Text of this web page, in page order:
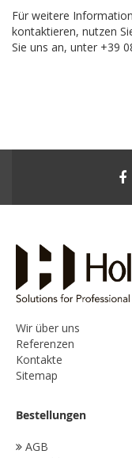
Für weitere
kontaktieren, nutzen
Sie uns an, unter +39
Wir über uns
Referenzen
Kontakte
Sitemap
Bestellungen
AGB